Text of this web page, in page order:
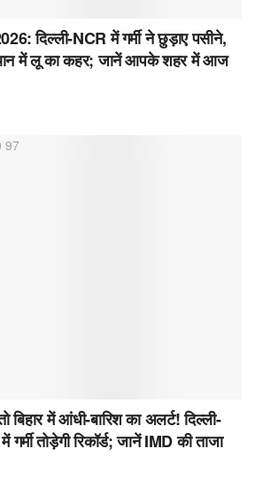
दिल्ली-NCR में गर्मी ने छुड़ाए पसीने,
में लू का कहर; जानें आपके शहर में आज
बिहार में आंधी-बारिश का अलर्ट! दिल्ली-
गर्मी तोड़ेगी रिकॉर्ड; जानें IMD की ताजा